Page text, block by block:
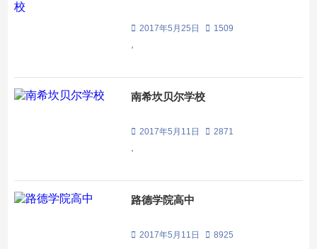
2017年5月25日 1509
南希坎贝尔学校
2017年5月11日 2871
路德学院高中
2017年5月11日 8925